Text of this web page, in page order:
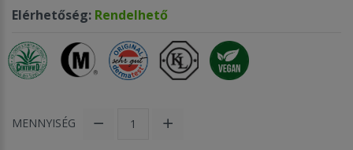
Elérhetőség: Rendelhető
MENNYISÉG